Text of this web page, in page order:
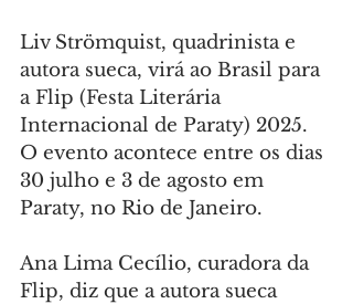
Liv Strömquist, quadrinista e
autora sueca, virá ao Brasil para
a Flip (Festa Literária
Internacional de Paraty) 2025.
O evento acontece entre os dias
30 julho e 3 de agosto em
Paraty, no Rio de Janeiro.
Ana Lima Cecílio, curadora da
Flip, diz que a autora sueca